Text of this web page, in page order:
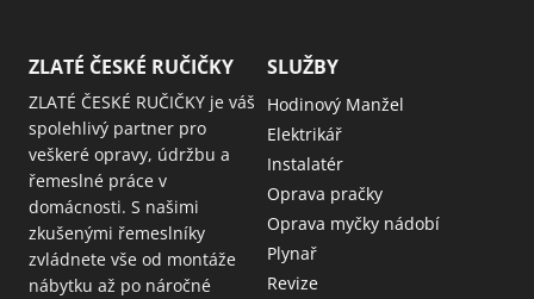
ZLATÉ ČESKÉ RUČIČKY
ZLATÉ ČESKÉ RUČIČKY je váš
spolehlivý partner pro
veškeré opravy, údržbu a
řemeslné práce v
domácnosti. S našimi
zkušenými řemeslníky
zvládnete vše od montáže
nábytku až po náročné
SLUŽBY
Hodinový Manžel
Elektrikář
Instalatér
Oprava pračky
Oprava myčky nádobí
Plynař
Revize